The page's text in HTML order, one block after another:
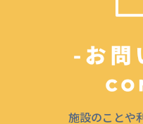
施設のことや